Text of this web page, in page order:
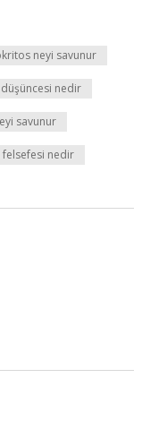
neyi savunur
nedir
savunur
felsefesi nedir